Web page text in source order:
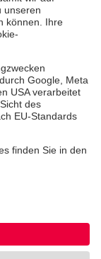
Barrierefreiheit